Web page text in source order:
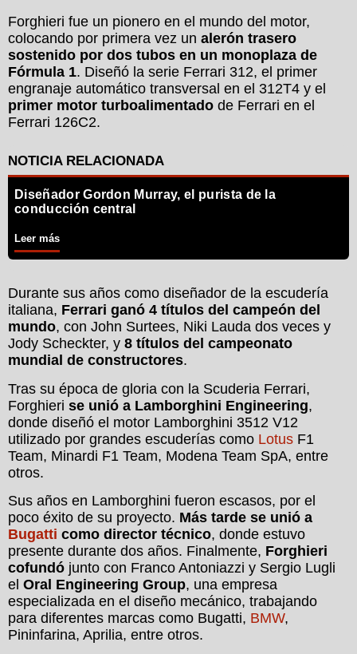
Forghieri fue un pionero en el mundo del motor,
colocando por primera vez un alerón trasero
sostenido por dos tubos en un monoplaza de
Fórmula 1. Diseñó la serie Ferrari 312, el primer
engranaje automático transversal en el 312T4 y el
primer motor turboalimentado de Ferrari en el
Ferrari 126C2.
Diseñador Gordon Murray, el purista de la
conducción central
Leer más
Durante sus años como diseñador de la escudería
italiana, Ferrari ganó 4 títulos del campeón del
mundo, con John Surtees, Niki Lauda dos veces y
Jody Scheckter, y 8 títulos del campeonato
mundial de constructores.
Tras su época de gloria con la Scuderia Ferrari,
Forghieri se unió a Lamborghini Engineering,
donde diseñó el motor Lamborghini 3512 V12
utilizado por grandes escuderías como Lotus F1
Team, Minardi F1 Team, Modena Team SpA, entre
otros.
Sus años en Lamborghini fueron escasos, por el
poco éxito de su proyecto. Más tarde se unió a
Bugatti como director técnico, donde estuvo
presente durante dos años. Finalmente, Forghieri
cofundó junto con Franco Antoniazzi y Sergio Lugli
el Oral Engineering Group, una empresa
especializada en el diseño mecánico, trabajando
para diferentes marcas como Bugatti, BMW,
Pininfarina, Aprilia, entre otros.